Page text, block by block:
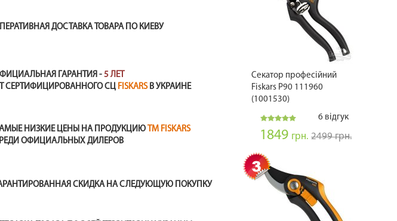
ДОСТАВКА ТОВАРА ПО КИЕВУ
ГАРАНТИЯ - 5 ЛЕТ
СЕРТИФИЦИРОВАННОГО СЦ FISKARSВ УКРАИНЕ
НИЗКИЕ ЦЕНЫ НА ПРОДУКЦИЮ ТМ FISKARS
ОФИЦИАЛЬНЫХ ДИЛЕРОВ
СКИДКА НА СЛЕДУЮЩУЮ ПОКУПКУ
Секатор професійний
Fiskars P90 111960
(1001530)
6 відгук
1849 грн. 2499 грн.